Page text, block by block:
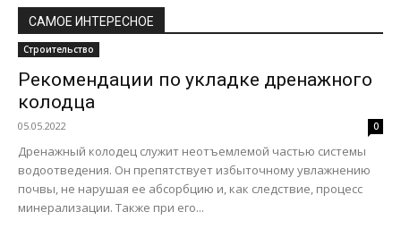
САМОЕ ИНТЕРЕСНОЕ
Строительство
Рекомендации по укладке дренажного
колодца
05.05.2022 0
Дренажный колодец служит неотъемлемой частью системы
водоотведения. Он препятствует избыточному увлажнению
почвы, не нарушая ее абсорбцию и, как следствие, процесс
минерализации. Также при его...